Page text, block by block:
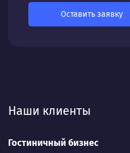
Оставить заявку
Наши клиенты
Гостиничный бизнес